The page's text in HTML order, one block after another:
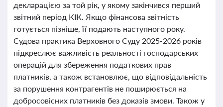
декларацією за той рік, у якому закінчився перший
звітний період КІК. Якщо фінансова звітність
готується пізніше, її подають наступного року.
Судова практика Верховного Суду 2025-2026 років
підкреслює важливість реальності господарських
операцій для збереження податкових прав
платників, а також встановлює, що відповідальність
за порушення контрагентів не поширюється на
добросовісних платників без доказів змови. Також у